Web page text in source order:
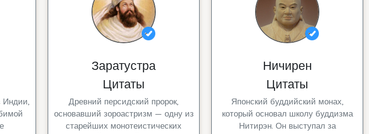
Индии,
Заратустра
Цитаты
Древний персидский пророк,
основавший зороастризм — одну из
старейших монотеистических
Ничирен
Цитаты
Японский буддийский монах,
который основал школу буддизма
Нитирэн. Он выступал за